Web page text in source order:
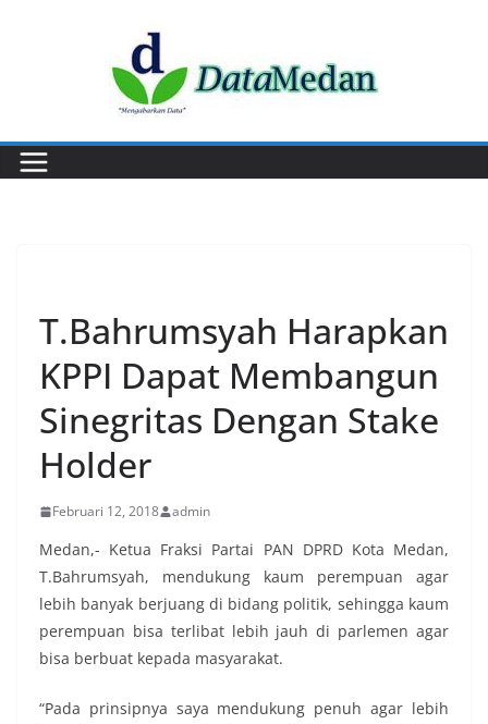
T.Bahrumsyah Harapkan
KPPI Dapat Membangun
Sinegritas Dengan Stake
Holder
Februari 12, 2018 admin
Medan,- Ketua Fraksi Partai PAN DPRD Kota Medan,
T.Bahrumsyah, mendukung kaum perempuan agar
lebih banyak berjuang di bidang politik, sehingga kaum
perempuan bisa terlibat lebih jauh di parlemen agar
bisa berbuat kepada masyarakat.
“Pada prinsipnya saya mendukung penuh agar lebih